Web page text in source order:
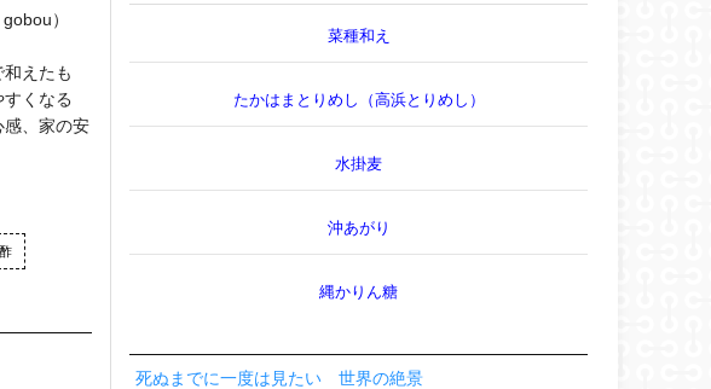
）
えたも
くなる
感、家の安
酢
菜種和え
たかはまとりめし（高浜とりめし）
水掛麦
沖あがり
縄かりん糖
死ぬまでに一度は見たい 世界の絶景